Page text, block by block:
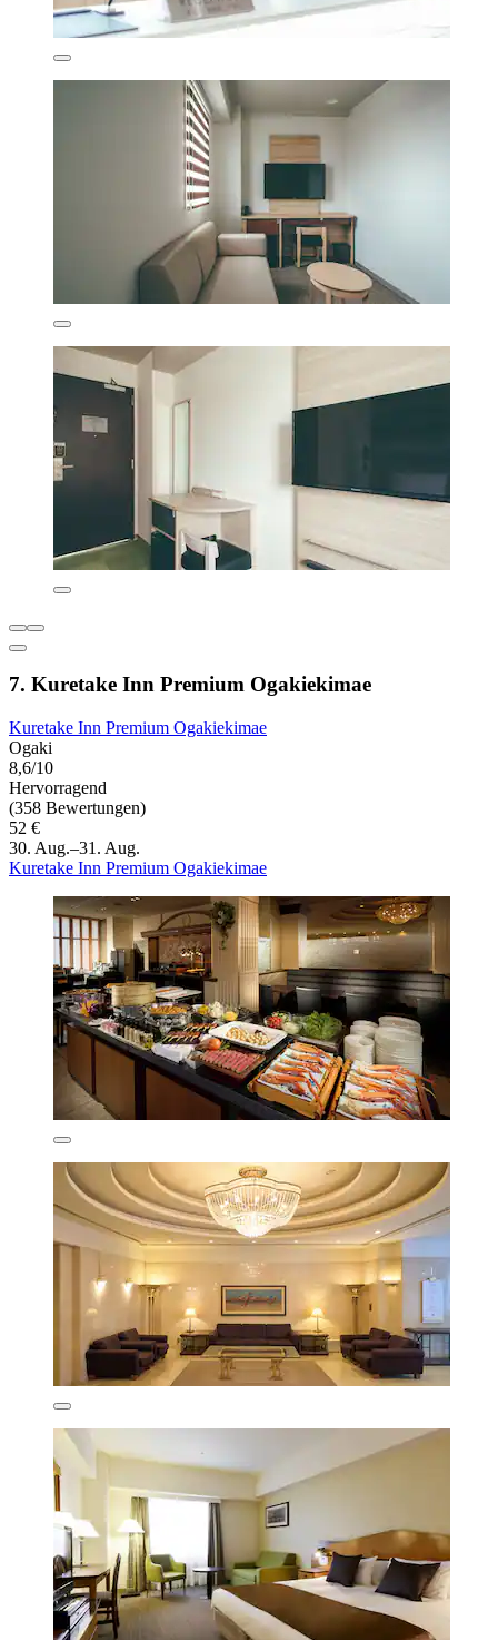
7. Kuretake Inn Premium Ogakiekimae
Kuretake Inn Premium Ogakiekimae
Ogaki
8,6/10
Hervorragend
(358 Bewertungen)
52 €
30. Aug.–31. Aug.
Kuretake Inn Premium Ogakiekimae